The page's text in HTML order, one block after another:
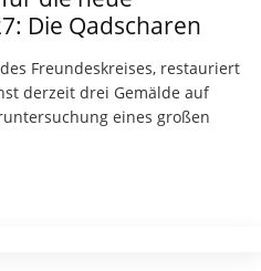
Die Qadscharen
Freundeskreises, restauriert
derzeit drei Gemälde auf
eines großen